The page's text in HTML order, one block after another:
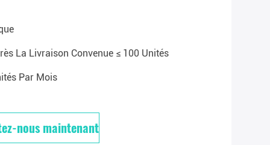
La Livraison Convenue ≤ 100 Unités
Par Mois
nous maintenant